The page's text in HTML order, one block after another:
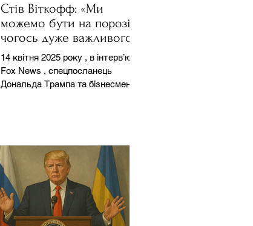
Стів Віткофф: «Ми
можемо бути на порозі
чогось дуже важливого
для світу» — але що це
означає?
14 квітня 2025 року , в інтерв’ю на
Fox News , спецпосланець
Дональда Трампа та бізнесмен